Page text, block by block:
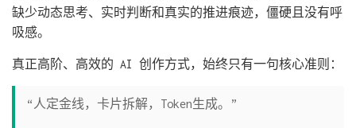
缺少动态思考、实时判断和真实的推进痕迹，僵硬且没有呼
吸感。
真正高阶、高效的 AI 创作方式，始终只有一句核心准则：
“人定金线，卡片拆解，Token生成。”